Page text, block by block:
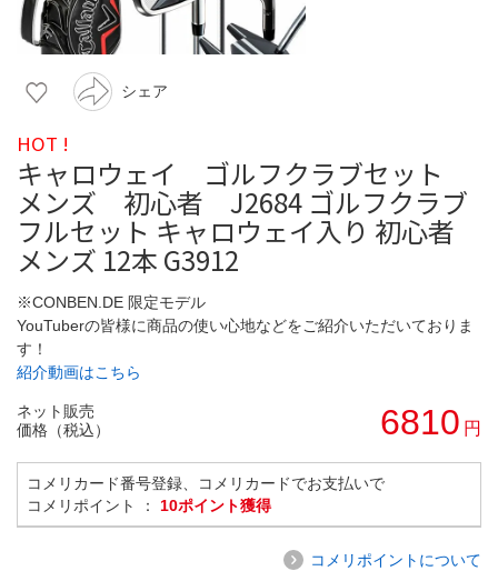
シェア
HOT !
キャロウェイ ゴルフクラブセット
メンズ 初心者 J2684 ゴルフクラブ
フルセット キャロウェイ入り 初心者
メンズ 12本 G3912
※CONBEN.DE 限定モデル
YouTuberの皆様に商品の使い心地などをご紹介いただいておりま
す！
紹介動画はこちら
ネット販売
価格（税込）
6810 円
コメリカード番号登録、コメリカードでお支払いで
コメリポイント ： 10ポイント獲得
コメリポイントについて